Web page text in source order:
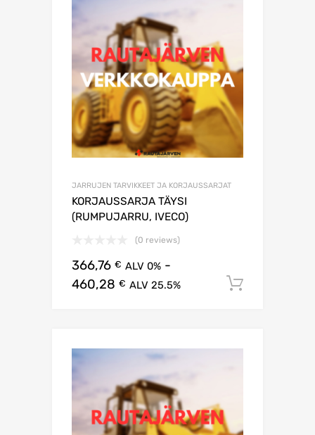
JARRUJEN TARVIKKEET JA KORJAUSSARJAT
KORJAUSSARJA TÄYSI
(RUMPUJARRU, IVECO)
(0 reviews)
366,76 € ALV 0% -
460,28 € ALV 25.5%